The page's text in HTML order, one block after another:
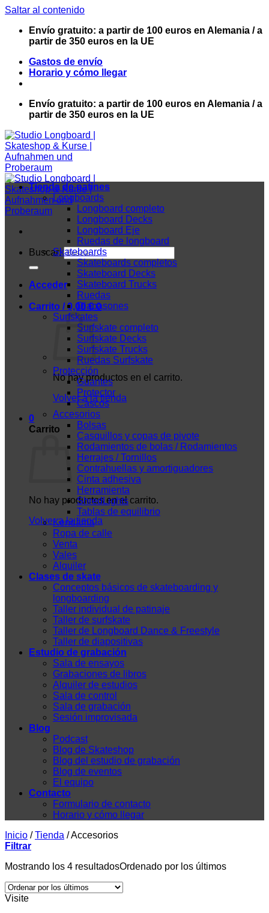
Saltar al contenido
Envío gratuito: a partir de 100 euros en Alemania / a
partir de 350 euros en la UE
Gastos de envío
Horario y cómo llegar
Envío gratuito: a partir de 100 euros en Alemania / a
partir de 350 euros en la UE
Buscar:
Acceder
Carrito /0,00€ 0
No hay productos en el carrito.
Volver a la tienda
0
Carrito
No hay productos en el carrito.
Volver a la tienda
Tienda de patines
Longboards
Longboard completo
Longboard Decks
Longboard Eje
Ruedas de longboard
Skateboards
Skateboards completos
Skateboard Decks
Skateboard Trucks
Ruedas
Diapasones
Surfskates
Surfskate completo
Surfskate Decks
Surfskate Trucks
Ruedas Surfskate
Protección
Guantes
Protector
Cascos
Accesorios
Bolsas
Casquillos y copas de pivote
Rodamientos de bolas / Rodamientos
Herrajes / Tornillos
Contrahuellas y amortiguadores
Cinta adhesiva
Herramienta
ShredLights
Tablas de equilibrio
Kendama
Ropa de calle
Venta
Vales
Alquiler
Clases de skate
Conceptos básicos de skateboarding y
longboarding
Taller individual de patinaje
Taller de surfskate
Taller de Longboard Dance & Freestyle
Taller de diapositivas
Estudio de grabación
Sala de ensayos
Grabaciones de libros
Alquiler de estudios
Sala de control
Sala de grabación
Sesión improvisada
Blog
Podcast
Blog de Skateshop
Blog del estudio de grabación
Blog de eventos
El equipo
Contacto
Formulario de contacto
Horario y cómo llegar
Inicio / Tienda /Accesorios
Filtrar
Mostrando los 4 resultadosOrdenado por los últimos
Visite